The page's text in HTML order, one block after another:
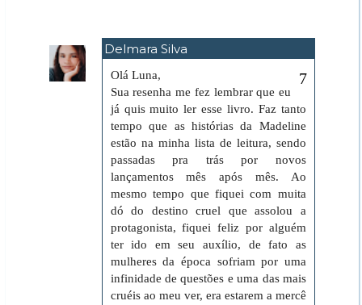
Delmara Silva
Olá Luna,
Sua resenha me fez lembrar que eu
já quis muito ler esse livro. Faz tanto
tempo que as histórias da Madeline
estão na minha lista de leitura, sendo
passadas pra trás por novos
lançamentos mês após mês. Ao
mesmo tempo que fiquei com muita
dó do destino cruel que assolou a
protagonista, fiquei feliz por alguém
ter ido em seu auxílio, de fato as
mulheres da época sofriam por uma
infinidade de questões e uma das mais
cruéis ao meu ver, era estarem a mercê